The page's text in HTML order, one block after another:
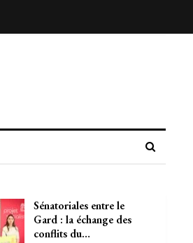
Sénatoriales entre le
Gard : la échange des
conflits du…